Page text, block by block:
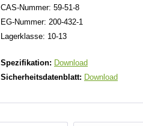
CAS-Nummer: 59-51-8
EG-Nummer: 200-432-1
Lagerklasse: 10-13
Spezifikation: Download
Sicherheitsdatenblatt: Download